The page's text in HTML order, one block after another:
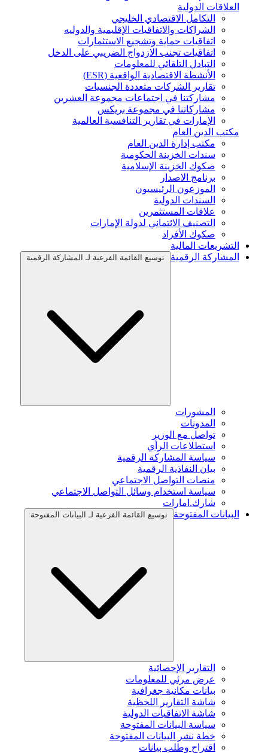
العلاقات الدولية
التكامل الاقتصادي الخليجي
الشراكات والاتفاقيات الإقليمية والدوليه
اتفاقيات حماية وتشجيع الاستثمارات
اتفاقيات تجنب الازدواج الضريبي على الدخل
التبادل التلقائي للمعلومات
الأنشطة الاقتصادية الواقعية (ESR)
تقارير الشركات متعددة الجنسيات
مشاركتنا في اجتماعات مجموعة العشرين
مشاركاتنا في مجموعة بريكس
الإمارات في تقارير التنافسية العالمية
مكتب الدين العام
مكتب إدارة الدين العام
سندات الخزينة الحكومية
صكوك الخزينة الإسلامية
برنامج الاصدار
الموزعون الرئيسيون
السندات الدولية
علاقات المستثمرين
التصنيف الائتماني لدولة الإمارات
صكوك الأفراد
التشريعات المالية
المشاركة الرقمية
توسيع القائمة الفرعية لـ المشاركة الرقمية
المشورات
المدونات
تواصل مع الوزير
استطلاعات الرأي
سياسة المشاركة الرقمية
بيان النفاذية الرقمية
منصات التواصل الاجتماعي
سياسة استخدام وسائل التواصل الاجتماعي
شارك.امارات
البيانات المفتوحة
توسيع القائمة الفرعية لـ البيانات المفتوحة
التقارير الإحصائية
عرض مرئي للمعلومات
بيانات مكانية جغرافية
شاشة التقارير اللحظية
شاشة الاتفاقيات الدولية
سياسة البيانات المفتوحة
خطة نشر البيانات المفتوحة
اقتراح وطلب بيانات